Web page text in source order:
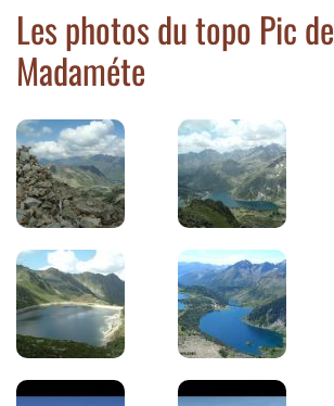
Les photos du topo Pic de
Madaméte